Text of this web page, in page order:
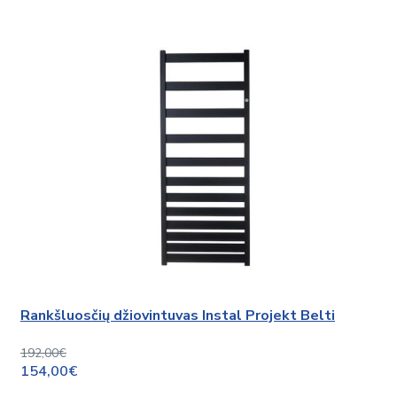
Rankšluosčių džiovintuvas Instal Projekt Belti
192,00€
154,00€